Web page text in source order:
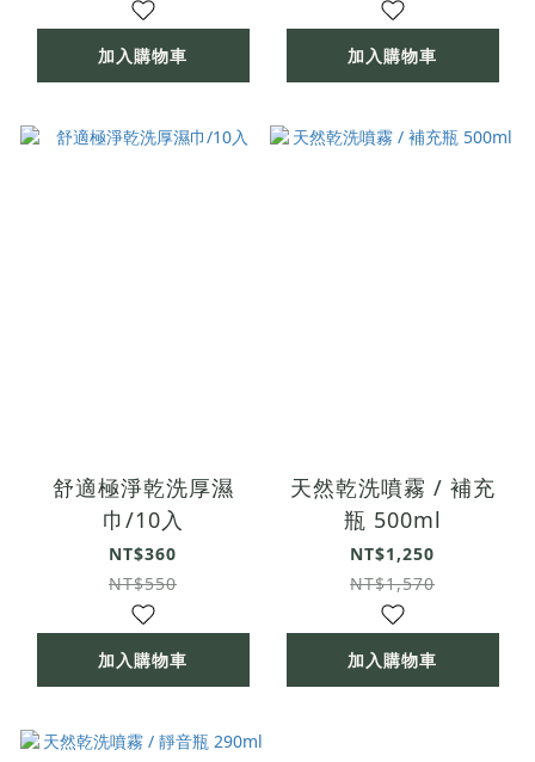
加入購物車 加入購物車
舒適極淨乾洗厚濕
巾/10入
NT$360
NT$550
加入購物車
天然乾洗噴霧 / 補充
瓶 500ml
NT$1,250
NT$1,570
加入購物車